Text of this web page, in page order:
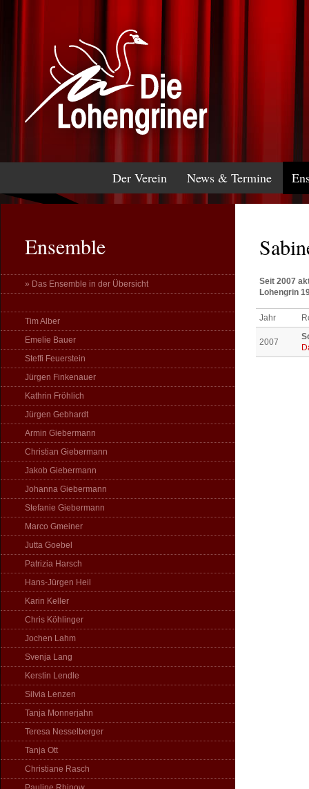
Der Verein News & Termine
Ensemble
» Das Ensemble in der Übersicht
Tim Alber
Emelie Bauer
Steffi Feuerstein
Jürgen Finkenauer
Kathrin Fröhlich
Jürgen Gebhardt
Armin Giebermann
Christian Giebermann
Jakob Giebermann
Johanna Giebermann
Stefanie Giebermann
Marco Gmeiner
Jutta Goebel
Patrizia Harsch
Hans-Jürgen Heil
Karin Keller
Chris Köhlinger
Jochen Lahm
Svenja Lang
Kerstin Lendle
Silvia Lenzen
Tanja Monnerjahn
Teresa Nesselberger
Tanja Ott
Christiane Rasch
Seit 2007
Lohengrin
Jahr
2007